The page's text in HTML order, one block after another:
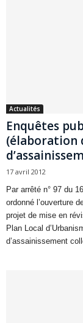
Actualités
Enquêtes
(élaboration
17 avril 2012
Par arrêté n° 97 du
ordonné l’ouverture
projet de mise en
Plan Local
d’assainissement